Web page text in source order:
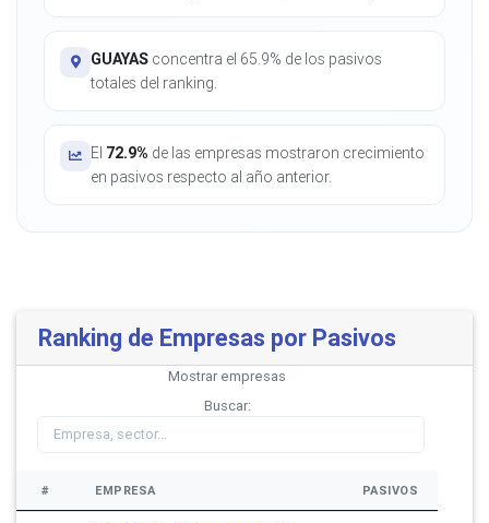
GUAYAS concentra el 65.9% de los pasivos
totales del ranking.
El 72.9% de las empresas mostraron crecimiento
en pasivos respecto al año anterior.
Ranking de Empresas por Pasivos
Mostrar empresas
Buscar:
# EMPRESA PASIVOS